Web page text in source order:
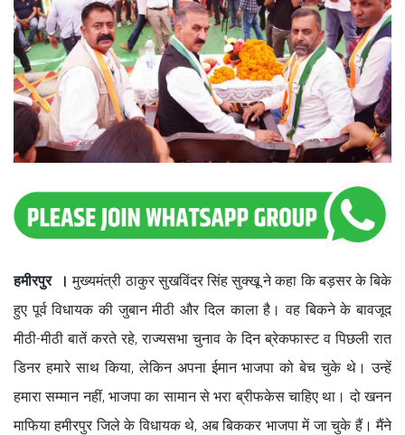
हमीरपुर । मुख्यमंत्री ठाकुर सुखविंदर सिंह सुक्खू ने कहा कि बड़सर के बिके
हुए पूर्व विधायक की जुबान मीठी और दिल काला है। वह बिकने के बावजूद
मीठी-मीठी बातें करते रहे, राज्यसभा चुनाव के दिन ब्रेकफास्ट व पिछली रात
डिनर हमारे साथ किया, लेकिन अपना ईमान भाजपा को बेच चुके थे। उन्हें
हमारा सम्मान नहीं, भाजपा का सामान से भरा ब्रीफकेस चाहिए था। दो खनन
माफिया हमीरपुर जिले के विधायक थे, अब बिककर भाजपा में जा चुके हैं। मैंने